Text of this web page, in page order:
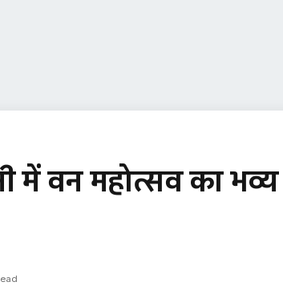
में वन महोत्सव का भव्य